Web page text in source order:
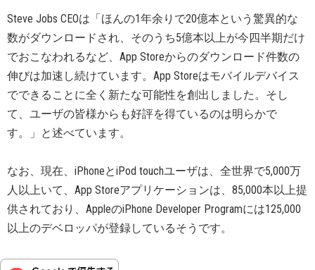
Steve Jobs CEOは「ほんの1年余りで20億本という驚異的な
数がダウンロードされ、そのうち5億本以上が今四半期だけ
でおこなわれるなど、App Storeからのダウンロード件数の
伸びは加速し続けています。App Storeはモバイルデバイス
でできることに全く新たな可能性を創出しました。そし
て、ユーザの皆様からも好評を得ているのは明らかで
す。」と述べています。
なお、現在、iPhoneとiPod touchユーザは、全世界で5,000万
人以上いて、App Storeアプリケーションは、85,000本以上提
供されており、AppleのiPhone Developer Programには125,000
以上のデベロッパが登録しているそうです。